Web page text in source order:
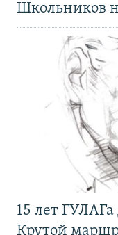
Школьников
15 лет
Крутой